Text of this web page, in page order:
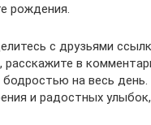
рождения.
с друзьями
расскажите в
бодростью на весь день.
и радостных